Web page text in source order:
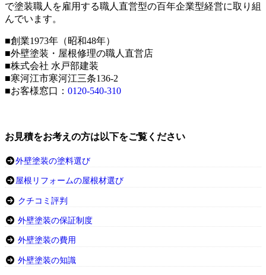
で塗装職人を雇用する職人直営型の百年企業型経営に取り組
んでいます。
■創業1973年（昭和48年）
■外壁塗装・屋根修理の職人直営店
■株式会社 水戸部建装
■寒河江市寒河江三条136-2
■お客様窓口： 0120-540-310
お見積をお考えの方は以下をご覧ください
外壁塗装の塗料選び
屋根リフォームの屋根材選び
クチコミ評判
外壁塗装の保証制度
外壁塗装の費用
外壁塗装の知識